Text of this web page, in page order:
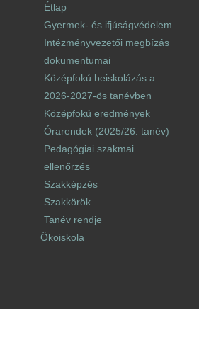
Étlap
Gyermek- és ifjúságvédelem
Intézményvezetői megbízás
dokumentumai
Középfokú beiskolázás a
2026-2027-ös tanévben
Középfokú eredmények
Órarendek (2025/26. tanév)
Pedagógiai szakmai
ellenőrzés
Szakképzés
Szakkörök
Tanév rendje
Ökoiskola